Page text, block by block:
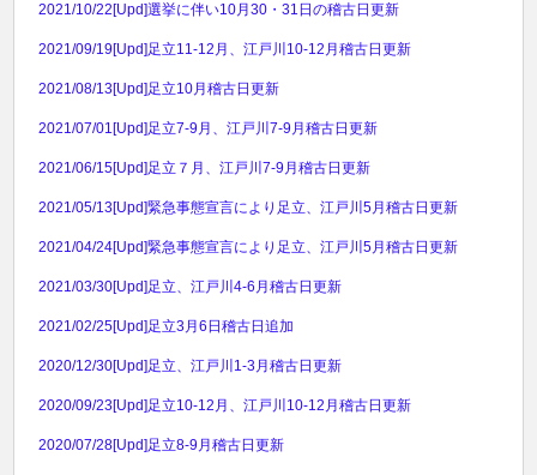
2021/10/22 [Upd]選挙に伴い10月30・31日の稽古日更新
2021/09/19[Upd]足立11-12月、江戸川10-12月稽古日更新
2021/08/13[Upd]足立10月稽古日更新
2021/07/01 [Upd]足立7-9月、江戸川7-9月稽古日更新
2021/06/15[Upd]足立７月、江戸川7-9月稽古日更新
2021/05/13[Upd]緊急事態宣言により足立、江戸川5月稽古日更新
2021/04/24[Upd]緊急事態宣言により足立、江戸川5月稽古日更新
2021/03/30[Upd]足立、江戸川4-6月稽古日更新
2021/02/25[Upd]足立3月6日稽古日追加
2020/12/30[Upd]足立、江戸川1-3月稽古日更新
2020/09/23[Upd]足立10-12月、江戸川10-12月稽古日更新
2020/07/28[Upd]足立8-9月稽古日更新